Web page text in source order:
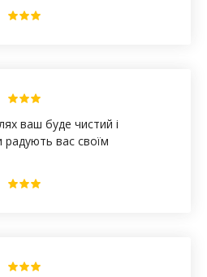
ваш буде чистий і
радують вас своїм